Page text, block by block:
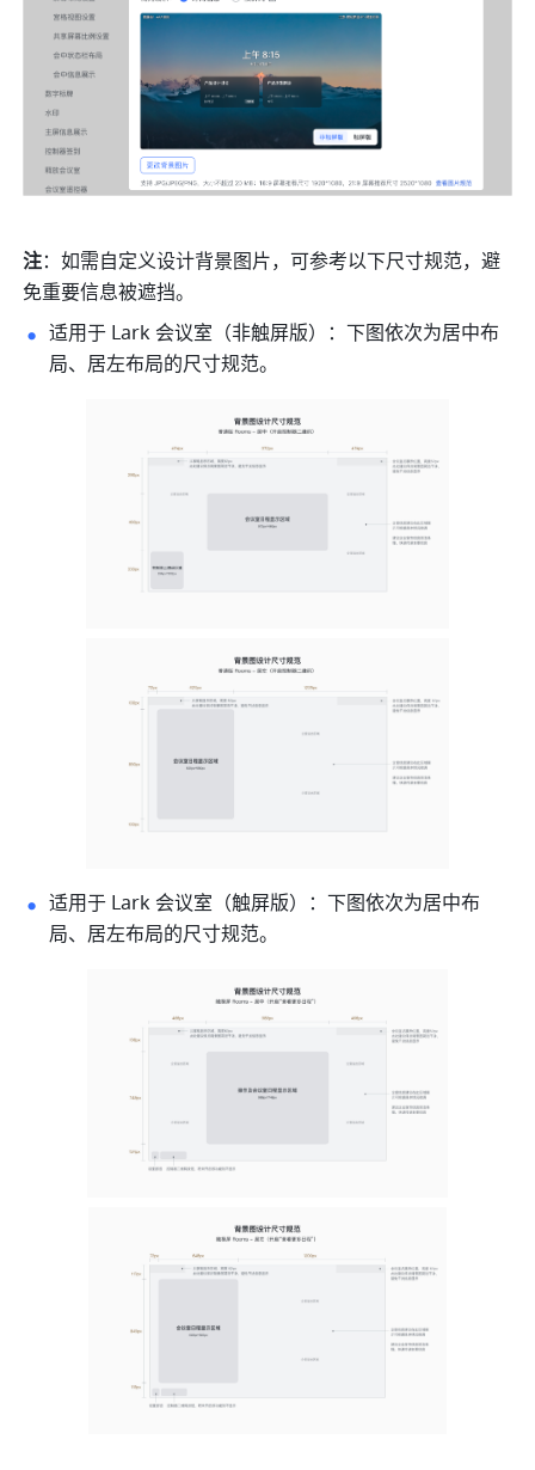
注：如需自定义设计背景图片，可参考以下尺寸规范，避
免重要信息被遮挡。
适用于 Lark 会议室（非触屏版）：下图依次为居中布
局、居左布局的尺寸规范。
适用于 Lark 会议室（触屏版）：下图依次为居中布
局、居左布局的尺寸规范。